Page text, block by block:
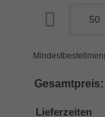
Gesamtpreis:
Lieferzeiten